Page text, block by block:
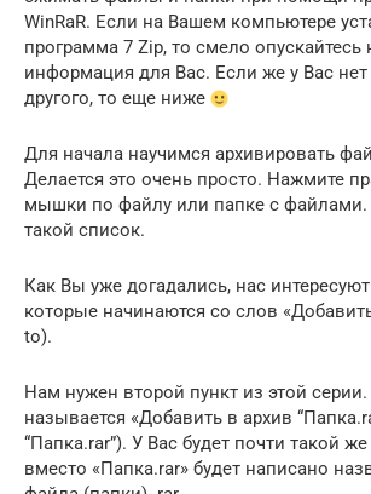
WinRaR. Если на Вашем компьютере
программа 7 Zip, то смело
информация для Вас. Если же у Вас нет
другого, то еще ниже
Для начала научимся архивировать
Делается это очень просто. Нажмите
мышки по файлу или папке с файлами.
такой список.
Как Вы уже догадались, нас
которые начинаются со слов
to).
Нам нужен второй пункт из этой
называется «Добавить в архив
“Папка.rar”). У Вас будет почти такой
вместо «Папка.rar» будет написано